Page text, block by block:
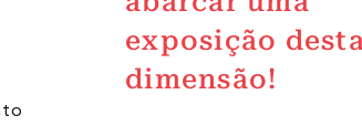
exposição
dimensão!